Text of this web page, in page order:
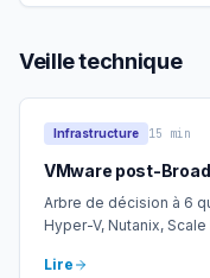
Veille technique
Infrastructure 15 min
VMware post-
Arbre de décision à 6
Hyper-V, Nutanix,
Lire